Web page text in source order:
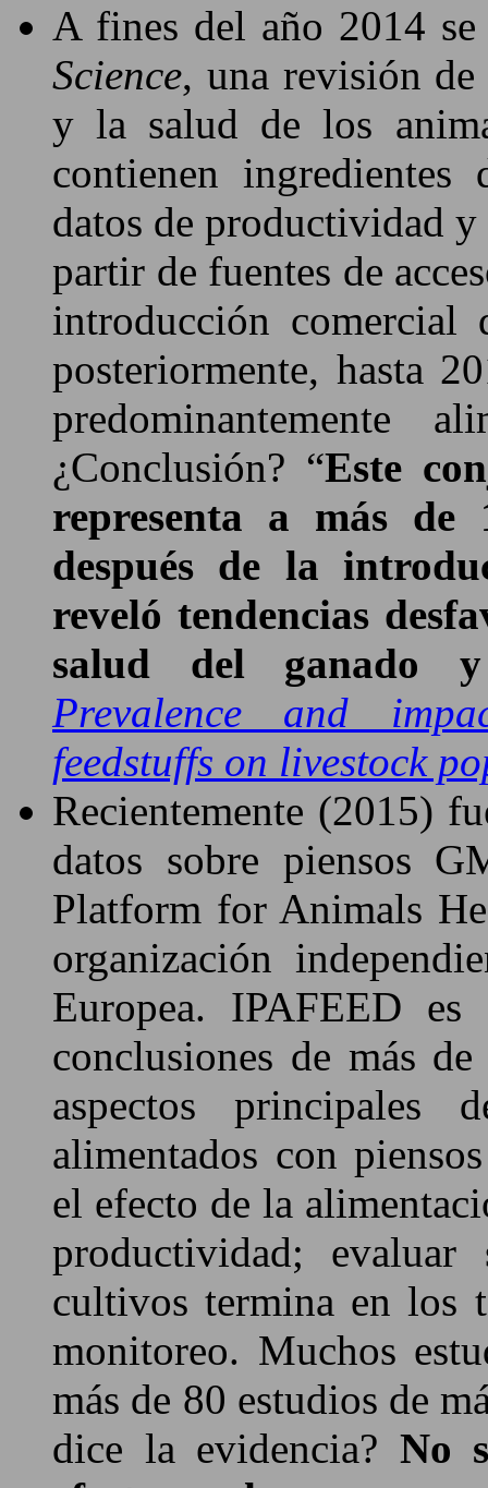
A fines del año 2014
Science, una revisión
y la salud de los
contienen
datos de productividad
partir de fuentes de
introducción
posteriormente, hasta
predominantemente
¿Conclusión? “Este
representa a más de
después de la
reveló tendencias
salud del ganado
Prevalence and
feedstuffs on livestock
Recientemente (2015)
datos sobre piensos
Platform for Animals
organización
Europea. IPAFEED
conclusiones de más
aspectos principales
alimentados con
el efecto de la
productividad;
cultivos termina en los
monitoreo. Muchos
más de 80 estudios de
dice la evidencia? No